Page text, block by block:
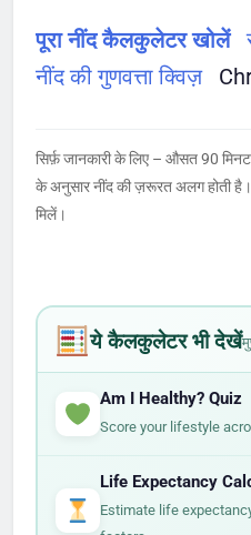
पूरा नींद कैलकुलेटर खोलें
नींद की गुणवत्ता क्विज़
सिर्फ़ जानकारी के लिए – औसत 90
के अनुसार नींद की ज़रूरत अलग होती है।
मिलें।
ये कैलकुलेटर भी देखें
Am I Healthy? Quiz
Score your lifestyle
Life Expectancy
Estimate life